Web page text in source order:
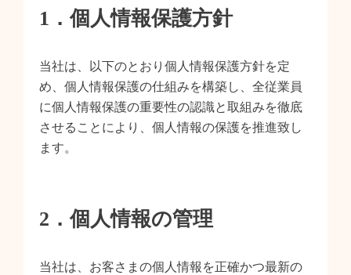
1．個人情報保護方針
当社は、以下のとおり個人情報保護方針を定
め、個人情報保護の仕組みを構築し、全従業員
に個人情報保護の重要性の認識と取組みを徹底
させることにより、個人情報の保護を推進致し
ます。
2．個人情報の管理
当社は、お客さまの個人情報を正確かつ最新の